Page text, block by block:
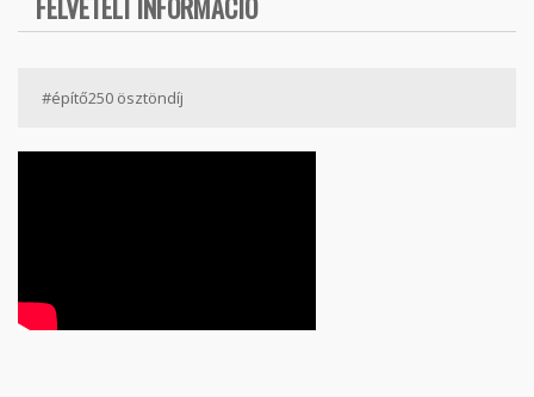
#építő250 ösztöndíj